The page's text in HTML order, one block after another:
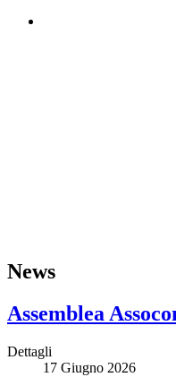
News
Assemblea
Dettagli
17 Giugno 2026